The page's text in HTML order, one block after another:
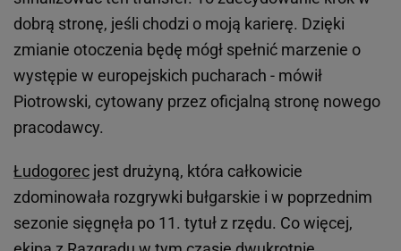
dobrą stronę, jeśli chodzi o moją karierę. Dzięki
zmianie otoczenia będę mógł spełnić marzenie o
występie w europejskich pucharach - mówił
Piotrowski, cytowany przez oficjalną stronę nowego
pracodawcy.
Łudogorec jest drużyną, która całkowicie
zdominowała rozgrywki bułgarskie i w poprzednim
sezonie sięgnęła po 11. tytuł z rzędu. Co więcej,